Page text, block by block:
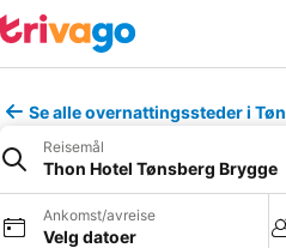
Se alle overnattingssteder i
Reisemål
Thon Hotel Tønsberg Brygge
Ankomst/avreise
Velg datoer